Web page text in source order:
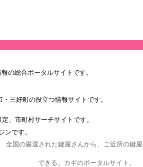
報の総合ポータルサイトです。
・三好町の役立つ情報サイトです。
定、市町村サーチサイトです。
ンです。
全国の厳選された鍵屋さんから、ご近所の鍵
のポータルサイト。